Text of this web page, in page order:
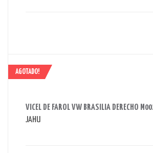
AGOTADO!
VICEL DE FAROL VW BRASILIA DERECHO
JAHU